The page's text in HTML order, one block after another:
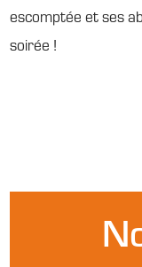
escomptée et ses
soirée !